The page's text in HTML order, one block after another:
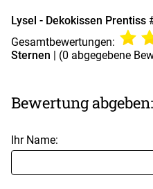
Lysel - Dekokissen Prentiss
Gesamtbewertungen:
Sternen
| (0 abgegebene
Bewertung abgeben:
Ihr Name: